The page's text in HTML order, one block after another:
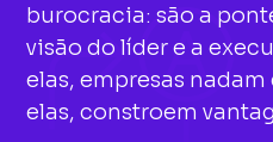
burocracia: são a
visão do líder e a
elas, empresas
elas, constroem